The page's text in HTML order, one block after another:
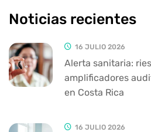
Noticias recientes
16 JULIO 2026
Alerta sanitaria:
amplificadores
en Costa Rica
16 JULIO 2026